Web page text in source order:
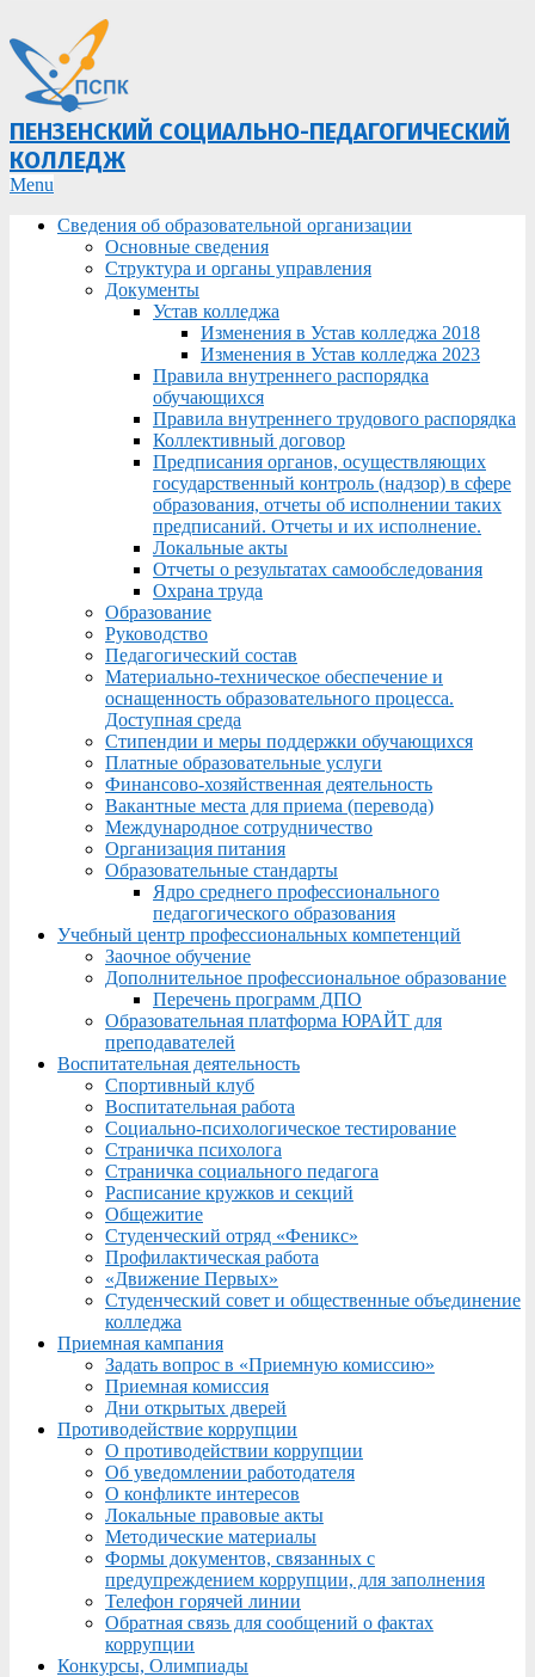
ПЕНЗЕНСКИЙ СОЦИАЛЬНО-ПЕДАГОГИЧЕСКИЙ
КОЛЛЕДЖ
Primary
Menu
Menu
Сведения об образовательной организации
Основные сведения
Структура и органы управления
Документы
Устав колледжа
Изменения в Устав колледжа 2018
Изменения в Устав колледжа 2023
Правила внутреннего распорядка
обучающихся
Правила внутреннего трудового распорядка
Коллективный договор
Предписания органов, осуществляющих
государственный контроль (надзор) в сфере
образования, отчеты об исполнении таких
предписаний. Отчеты и их исполнение.
Локальные акты
Отчеты о результатах самообследования
Охрана труда
Образование
Руководство
Педагогический состав
Материально-техническое обеспечение и
оснащенность образовательного процесса.
Доступная среда
Стипендии и меры поддержки обучающихся
Платные образовательные услуги
Финансово-хозяйственная деятельность
Вакантные места для приема (перевода)
Международное сотрудничество
Организация питания
Образовательные стандарты
Ядро среднего профессионального
педагогического образования
Учебный центр профессиональных компетенций
Заочное обучение
Дополнительное профессиональное образование
Перечень программ ДПО
Образовательная платформа ЮРАЙТ для
преподавателей
Воспитательная деятельность
Спортивный клуб
Воспитательная работа
Социально-психологическое тестирование
Страничка психолога
Страничка социального педагога
Расписание кружков и секций
Общежитие
Студенческий отряд «Феникс»
Профилактическая работа
«Движение Первых»
Студенческий совет и общественные объединение
колледжа
Приемная кампания
Задать вопрос в «Приемную комиссию»
Приемная комиссия
Дни открытых дверей
Противодействие коррупции
О противодействии коррупции
Об уведомлении работодателя
О конфликте интересов
Локальные правовые акты
Методические материалы
Формы документов, связанных с
предупреждением коррупции, для заполнения
Телефон горячей линии
Обратная связь для сообщений о фактах
коррупции
Конкурсы, Олимпиады